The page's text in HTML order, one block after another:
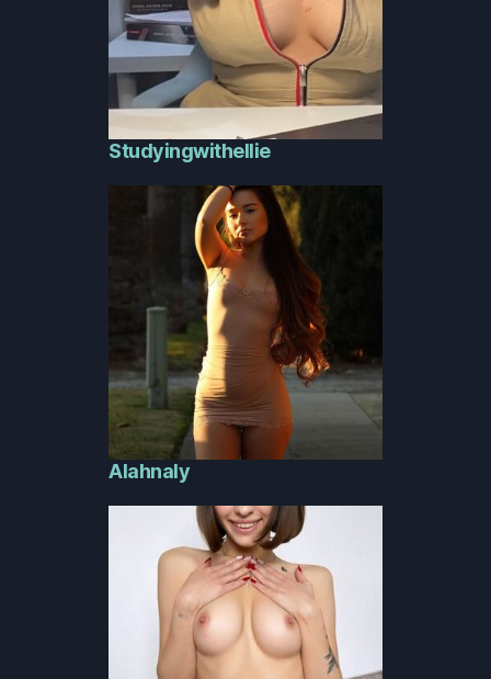
Studyingwithellie
Alahnaly